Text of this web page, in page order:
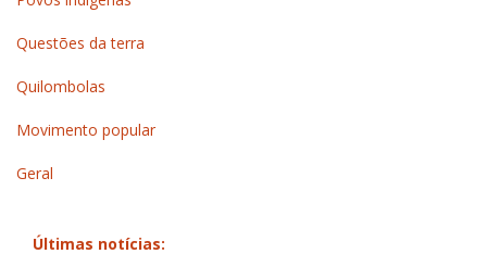
Questões da terra
Quilombolas
Movimento popular
Geral
Últimas notícias: